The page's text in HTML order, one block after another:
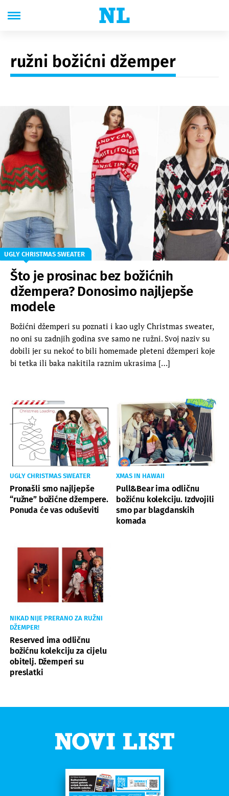
ružni božićni džemper
UGLY CHRISTMAS SWEATER
Što je prosinac bez božićnih
džempera? Donosimo najljepše
modele
Božićni džemperi su poznati i kao ugly Christmas sweater,
no oni su zadnjih godina sve samo ne ružni. Svoj naziv su
dobili jer su nekoć to bili homemade pleteni džemperi koje
bi tetka ili baka nakitila raznim ukrasima […]
UGLY CHRISTMAS SWEATER
Pronašli smo najljepše
“ružne” božićne džempere.
Ponuda će vas oduševiti
XMAS IN HAWAII
Pull&Bear ima odličnu
božićnu kolekciju. Izdvojili
smo par blagdanskih
komada
NIKAD NIJE PRERANO ZA RUŽNI
DŽEMPER!
Reserved ima odličnu
božićnu kolekciju za cijelu
obitelj. Džemperi su
preslatki